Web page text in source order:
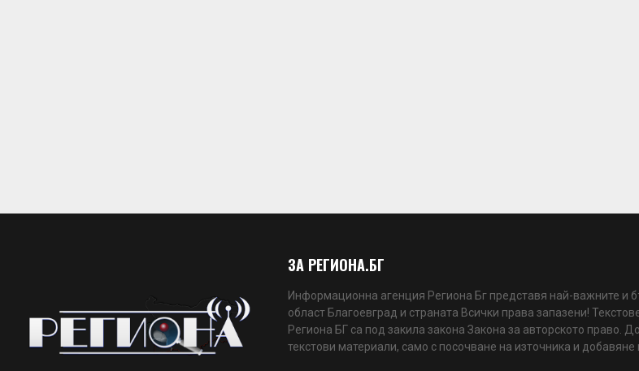
ЗА РЕГИОНА.БГ
Информационна агенция Региона Бг представя най-важните и
област Благоевград и страната Всички права запазени!
Региона БГ са под закила закона Закона за авторското право.
текстови материали, само с посочване на източника и